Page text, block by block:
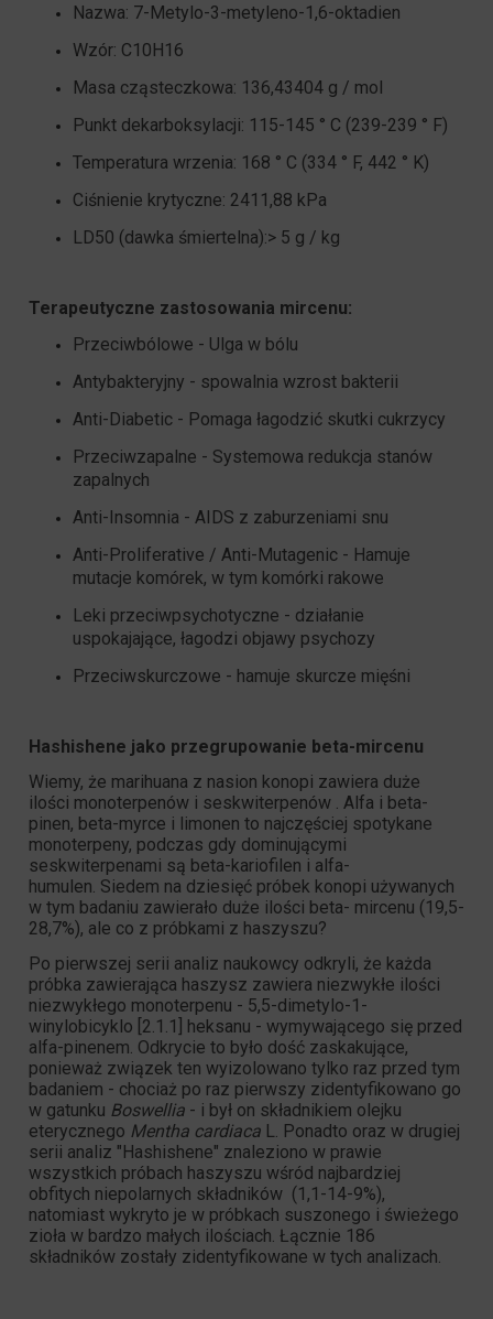
Nazwa: 7-Metylo-3-metyleno-1,6-oktadien
Wzór: C10H16
Masa cząsteczkowa: 136,43404 g / mol
Punkt dekarboksylacji: 115-145 ° C (239-239 ° F)
Temperatura wrzenia: 168 ° C (334 ° F, 442 ° K)
Ciśnienie krytyczne: 2411,88 kPa
LD50 (dawka śmiertelna):> 5 g / kg
Terapeutyczne zastosowania mircenu:
Przeciwbólowe - Ulga w bólu
Antybakteryjny - spowalnia wzrost bakterii
Anti-Diabetic - Pomaga łagodzić skutki cukrzycy
Przeciwzapalne - Systemowa redukcja stanów
zapalnych
Anti-Insomnia - AIDS z zaburzeniami snu
Anti-Proliferative / Anti-Mutagenic - Hamuje
mutacje komórek, w tym komórki rakowe
Leki przeciwpsychotyczne - działanie
uspokajające, łagodzi objawy psychozy
Przeciwskurczowe - hamuje skurcze mięśni
Hashishene jako przegrupowanie beta-mircenu
Wiemy, że marihuana z nasion konopi zawiera duże
ilości monoterpenów i seskwiterpenów . Alfa i beta-
pinen, beta-myrce i limonen to najczęściej spotykane
monoterpeny, podczas gdy dominującymi
seskwiterpenami są beta-kariofilen i alfa-
humulen. Siedem na dziesięć próbek konopi używanych
w tym badaniu zawierało duże ilości beta- mircenu (19,5-
28,7%), ale co z próbkami z haszyszu?
Po pierwszej serii analiz naukowcy odkryli, że każda
próbka zawierająca haszysz zawiera niezwykłe ilości
niezwykłego monoterpenu - 5,5-dimetylo-1-
winylobicyklo [2.1.1] heksanu - wymywającego się przed
alfa-pinenem. Odkrycie to było dość zaskakujące,
ponieważ związek ten wyizolowano tylko raz przed tym
badaniem - chociaż po raz pierwszy zidentyfikowano go
w gatunku Boswellia - i był on składnikiem olejku
eterycznego Mentha cardiaca L. Ponadto oraz w drugiej
serii analiz "Hashishene" znaleziono w prawie
wszystkich próbach haszyszu wśród najbardziej
obfitych niepolarnych składników (1,1-14-9%),
natomiast wykryto je w próbkach suszonego i świeżego
zioła w bardzo małych ilościach. Łącznie 186
składników zostały zidentyfikowane w tych analizach.